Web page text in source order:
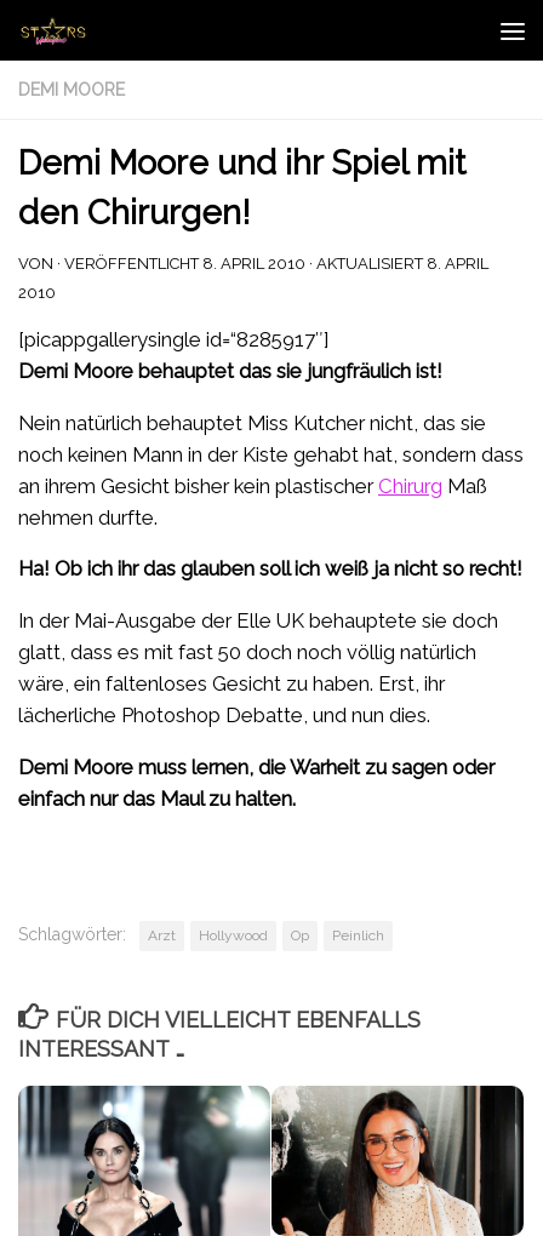
Zum Inhalt springen
DEMI MOORE
Demi Moore und ihr Spiel mit
den Chirurgen!
VON · VERÖFFENTLICHT 8. APRIL 2010 · AKTUALISIERT 8. APRIL
2010
[picappgallerysingle id=“8285917″]
Demi Moore behauptet das sie jungfräulich ist!
Nein natürlich behauptet Miss Kutcher nicht, das sie
noch keinen Mann in der Kiste gehabt hat, sondern dass
an ihrem Gesicht bisher kein plastischerChirurg Maß
nehmen durfte.
Ha! Ob ich ihr das glauben soll ich weiß ja nicht so recht!
In der Mai-Ausgabe der Elle UK behauptete sie doch
glatt, dass es mit fast 50 doch noch völlig natürlich
wäre, ein faltenloses Gesicht zu haben. Erst, ihr
lächerliche Photoshop Debatte, und nun dies.
Demi Moore muss lernen, die Warheit zu sagen oder
einfach nur das Maul zu halten.
Schlagwörter: Arzt Hollywood Op Peinlich
FÜR DICH VIELLEICHT EBENFALLS
INTERESSANT …